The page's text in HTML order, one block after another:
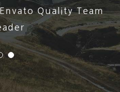
Quality Team